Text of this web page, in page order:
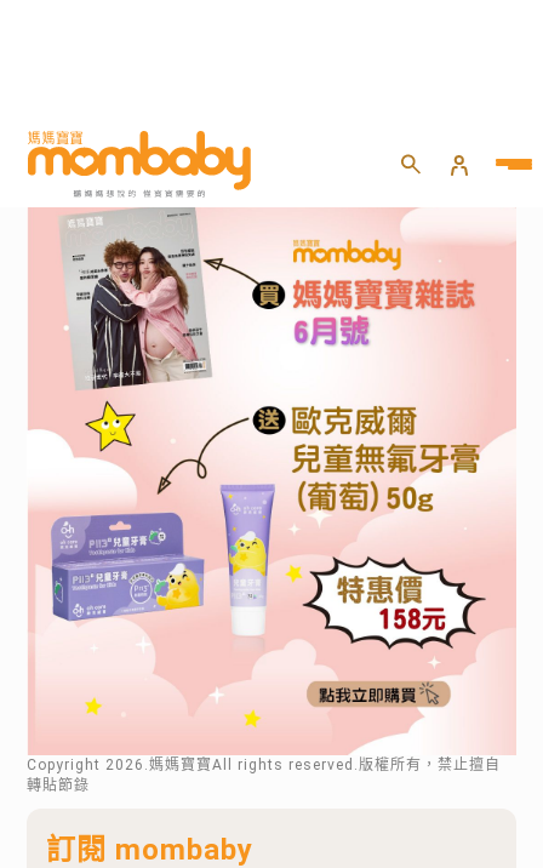
Copyright 2026 .媽媽寶寶All rights reserved.版權所有，禁止擅自
轉貼節錄
訂閱 mombaby